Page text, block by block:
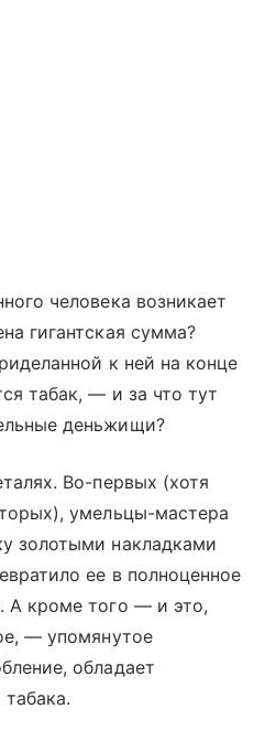
человека возникает
гигантская сумма?
к ней на конце
табак, — и за что тут
деньжищи?
Во-первых (хотя
умельцы-мастера
золотыми накладками
ее в полноценное
А кроме того — и это,
— упомянутое
обладает